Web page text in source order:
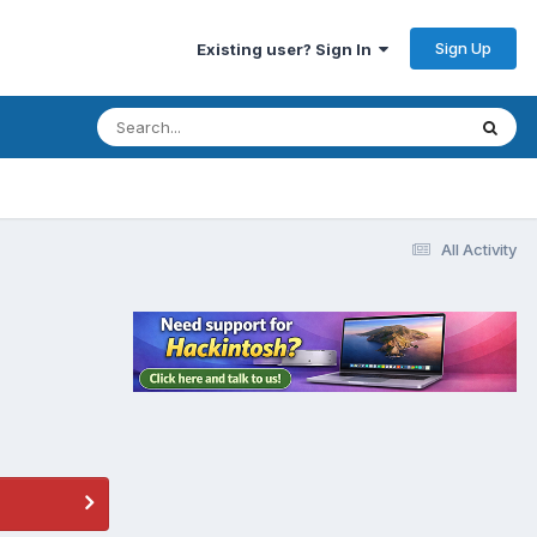
Existing user? Sign In Sign Up
All Activity